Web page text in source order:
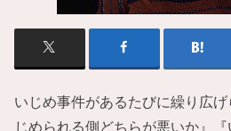
いじめ事件があるたびに繰り広
じめられる側どちらが悪いか』